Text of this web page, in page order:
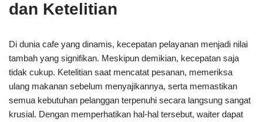
dan Ketelitian
Di dunia cafe yang dinamis, kecepatan pelayanan menjadi nilai
tambah yang signifikan. Meskipun demikian, kecepatan saja
tidak cukup. Ketelitian saat mencatat pesanan, memeriksa
ulang makanan sebelum menyajikannya, serta memastikan
semua kebutuhan pelanggan terpenuhi secara langsung sangat
krusial. Dengan memperhatikan hal-hal tersebut, waiter dapat